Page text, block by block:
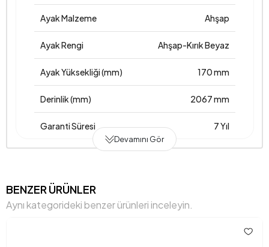
Ayak Malzeme Ahşap
Ayak Rengi Ahşap-Kırık Beyaz
Ayak Yüksekliği (mm) 170 mm
Derinlik (mm) 2067 mm
Garanti Süresi 7 Yıl
Hacim (m3)
Devamını Gör
BENZER ÜRÜNLER
Aynı kategorideki benzer ürünleri inceleyin.